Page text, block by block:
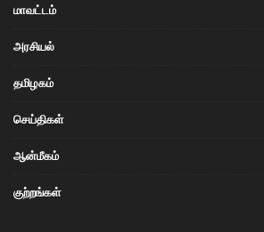
மாவட்டம்
அரசியல்
தமிழகம்
செய்திகள்
ஆன்மீகம்
குற்றங்கள்